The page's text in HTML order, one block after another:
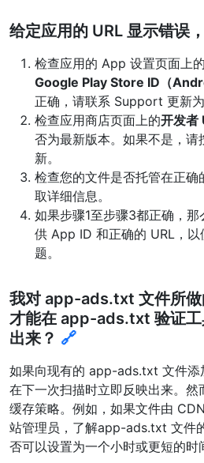
给定应用的 URL 显示错误
检查应用的 App 设置页面上的
Google Play Store ID（
正确，请联系 Support 更新为
检查应用商店页面上的开发者
否为最新版本。如果不是，请
新。
检查您的文件是否托管在正确
取详细信息。
如果步骤1至步骤3都正确，
供 App ID 和正确的 URL，以
题。
我对 app-ads.txt 文件所做
才能在 app-ads.txt 验证工
出来？ 🔗
如果向现有的 app-ads.txt 文件添
在下一次扫描时立即反映出来。然
缓存策略。例如，如果文件由
站管理员，了解app-ads.txt 文件
否可以设置为一个小时或更短的时